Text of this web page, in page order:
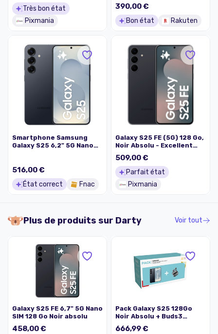
Très bon état
Pixmania
390,00 €
Bon état Rakuten
Smartphone Samsung
Galaxy S25 6,2" 5G Nano
516,00 €
État correct Fnac
Galaxy S25 FE (5G) 128 Go,
Noir Absolu - Excellent
état
509,00 €
Parfait état
Pixmania
Plus de produits sur Darty Voir tout
Galaxy S25 FE 6,7" 5G Nano
SIM 128 Go Noir absolu
458,00 €
Pack Galaxy S25 128Go
Noir Absolu + Buds3
Argent
666,99 €